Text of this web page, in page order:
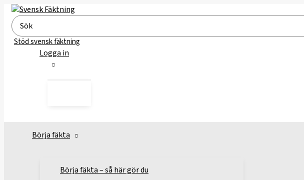
Hoppa
till
innehåll
Search
for:
Stöd svensk fäktning
Logga in
Börja fäkta
Börja fäkta – så här gör du